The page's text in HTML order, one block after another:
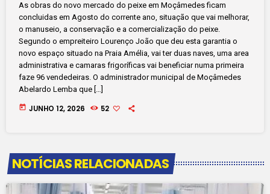
As obras do novo mercado do peixe em Moçâmedes ficam
concluidas em Agosto do corrente ano, situação que vai melhorar,
o manuseio, a conservação e a comercialização do peixe.
Segundo o empreiteiro Lourenço João que deu esta garantia o
novo espaço situado na Praia Amélia, vai ter duas naves, uma area
administrativa e camaras frigoríficas vai beneficiar numa primeira
faze 96 vendedeiras. O administrador municipal de Moçâmedes
Abelardo Lemba que […]
today JUNHO 12, 2026 52
NOTÍCIAS RELACIONADAS